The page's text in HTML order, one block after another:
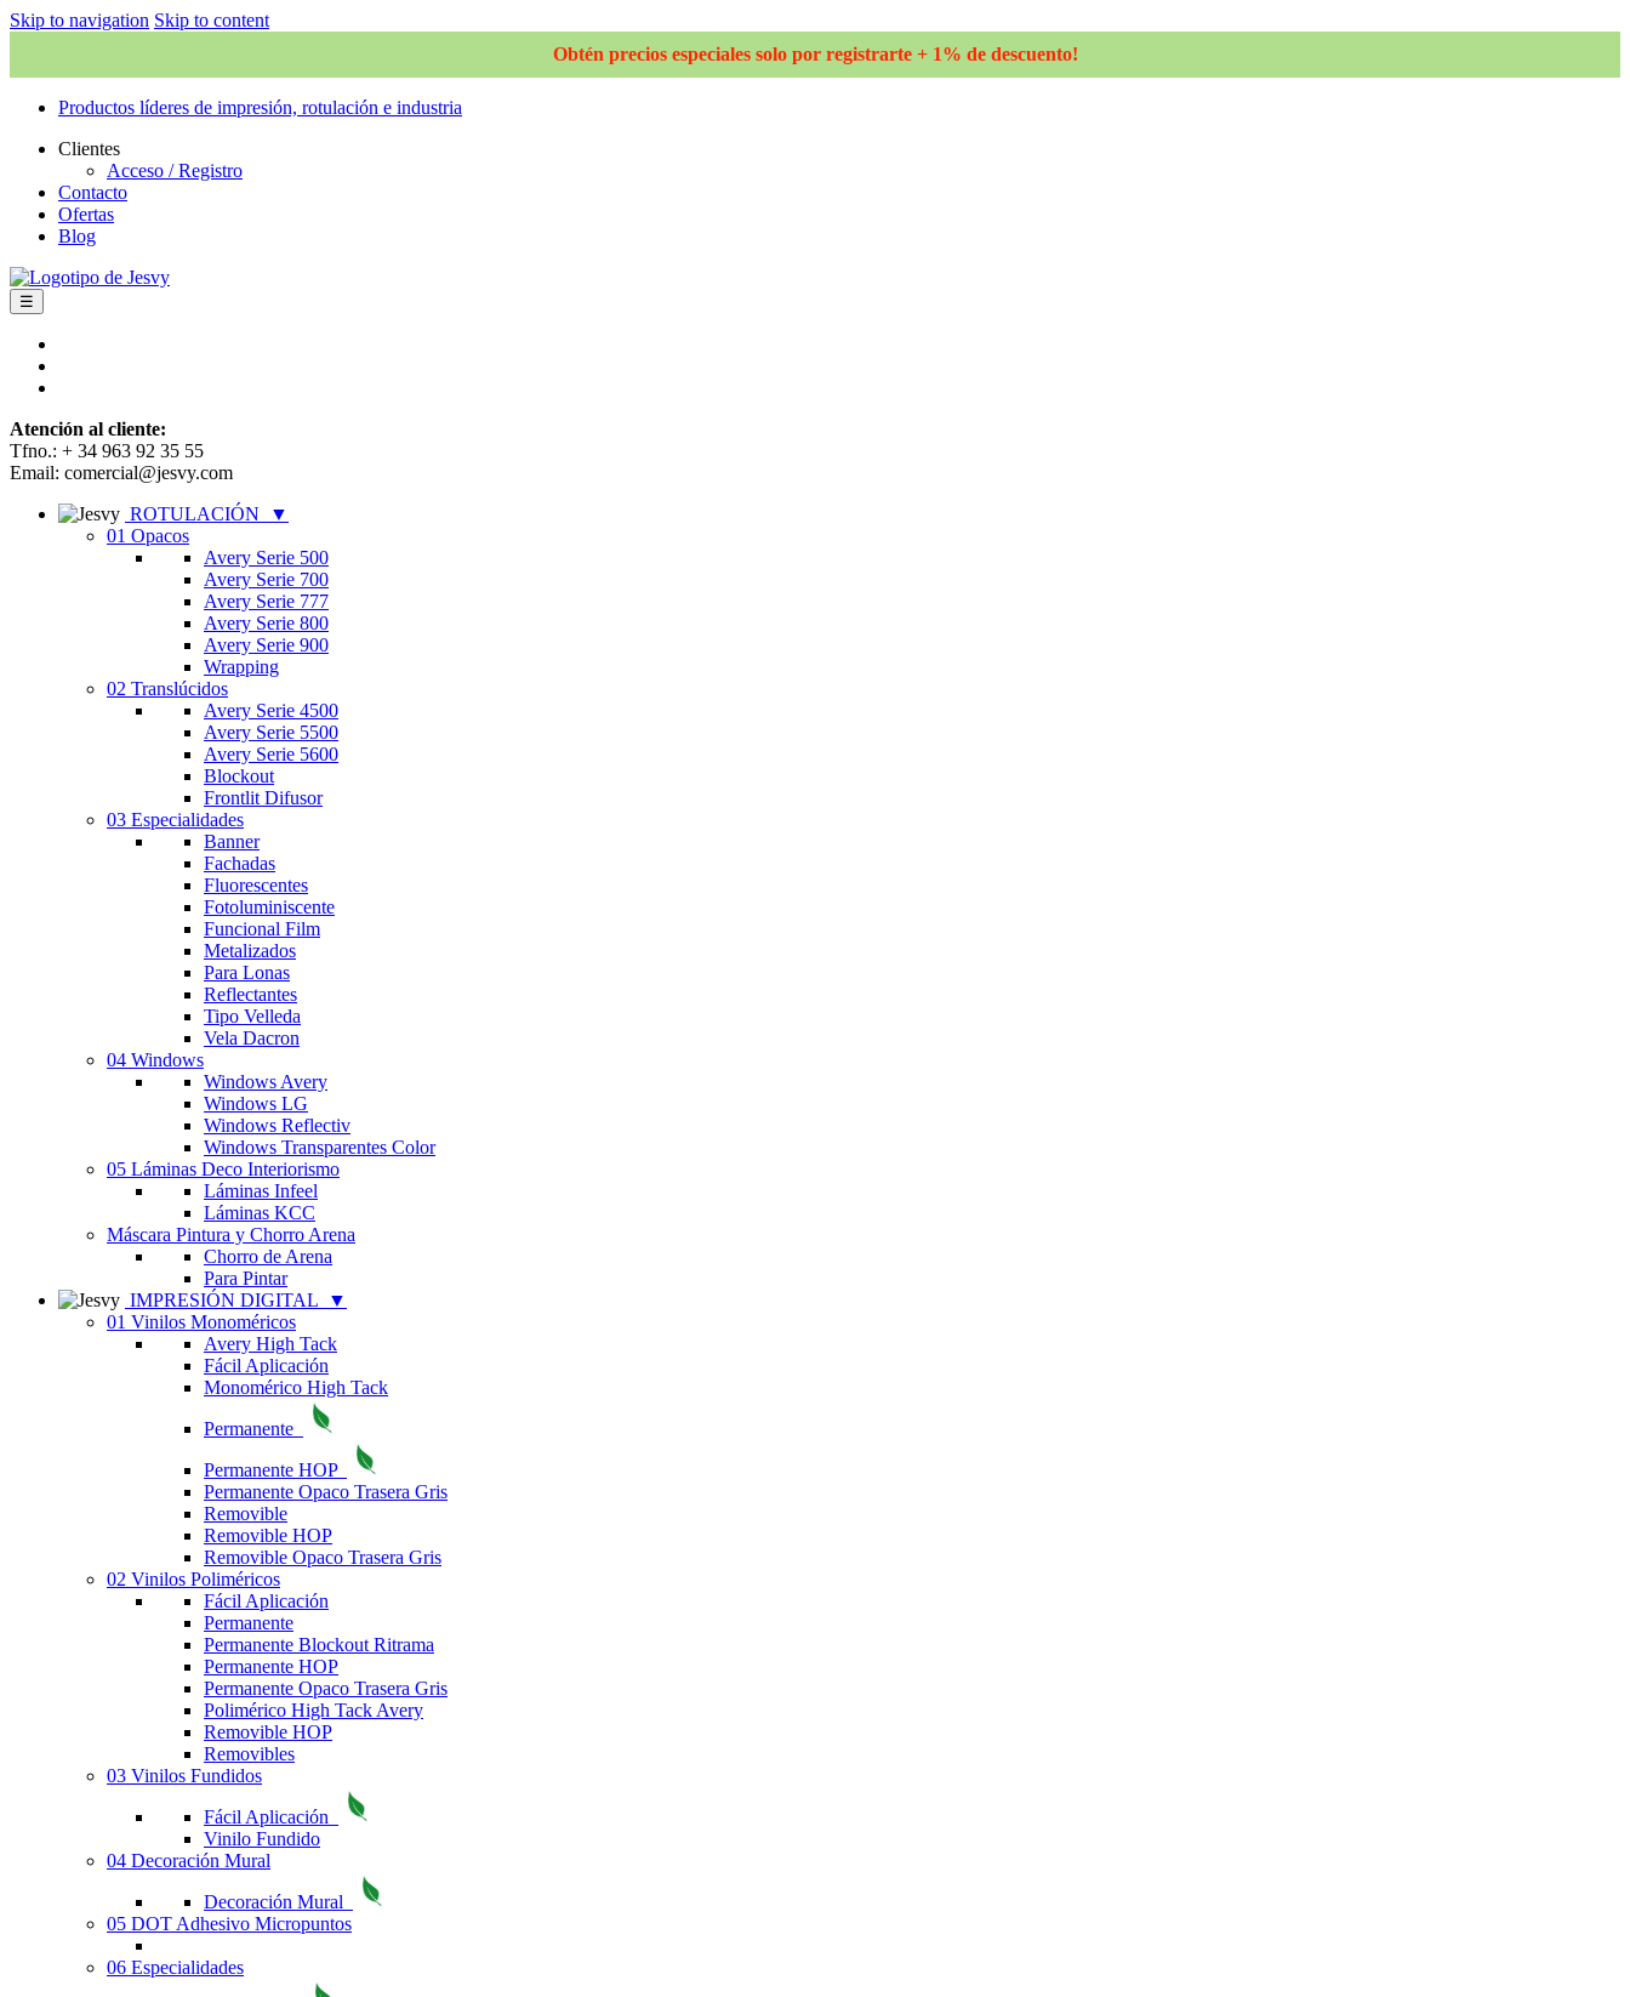
Skip to navigation Skip to content
Obtén precios especiales solo por registrarte + 1% de descuento!
Productos líderes de impresión, rotulación e industria
Clientes
Acceso / Registro
Contacto
Ofertas
Blog
☰
Atención al cliente:
Tfno.: + 34 963 92 35 55
Email: comercial@jesvy.com
ROTULACIÓN
▼
01 Opacos
Avery Serie 500
Avery Serie 700
Avery Serie 777
Avery Serie 800
Avery Serie 900
Wrapping
02 Translúcidos
Avery Serie 4500
Avery Serie 5500
Avery Serie 5600
Blockout
Frontlit Difusor
03 Especialidades
Banner
Fachadas
Fluorescentes
Fotoluminiscente
Funcional Film
Metalizados
Para Lonas
Reflectantes
Tipo Velleda
Vela Dacron
04 Windows
Windows Avery
Windows LG
Windows Reflectiv
Windows Transparentes Color
05 Láminas Deco Interiorismo
Láminas Infeel
Láminas KCC
Máscara Pintura y Chorro Arena
Chorro de Arena
Para Pintar
IMPRESIÓN DIGITAL
▼
01 Vinilos Monoméricos
Avery High Tack
Fácil Aplicación
Monomérico High Tack
Permanente
Permanente HOP
Permanente Opaco Trasera Gris
Removible
Removible HOP
Removible Opaco Trasera Gris
02 Vinilos Poliméricos
Fácil Aplicación
Permanente
Permanente Blockout Ritrama
Permanente HOP
Permanente Opaco Trasera Gris
Polimérico High Tack Avery
Removible HOP
Removibles
03 Vinilos Fundidos
Fácil Aplicación
Vinilo Fundido
04 Decoración Mural
Decoración Mural
05 DOT Adhesivo Micropuntos
06 Especialidades